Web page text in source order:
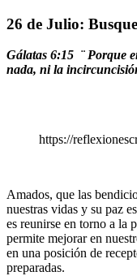
26 de Julio:
Gálatas 6:15 ¨ Porque
nada, ni la
https://
Amados, que las
nuestras vidas y su paz
es reunirse en torno a la
permite mejorar en
en una posición de
preparadas.